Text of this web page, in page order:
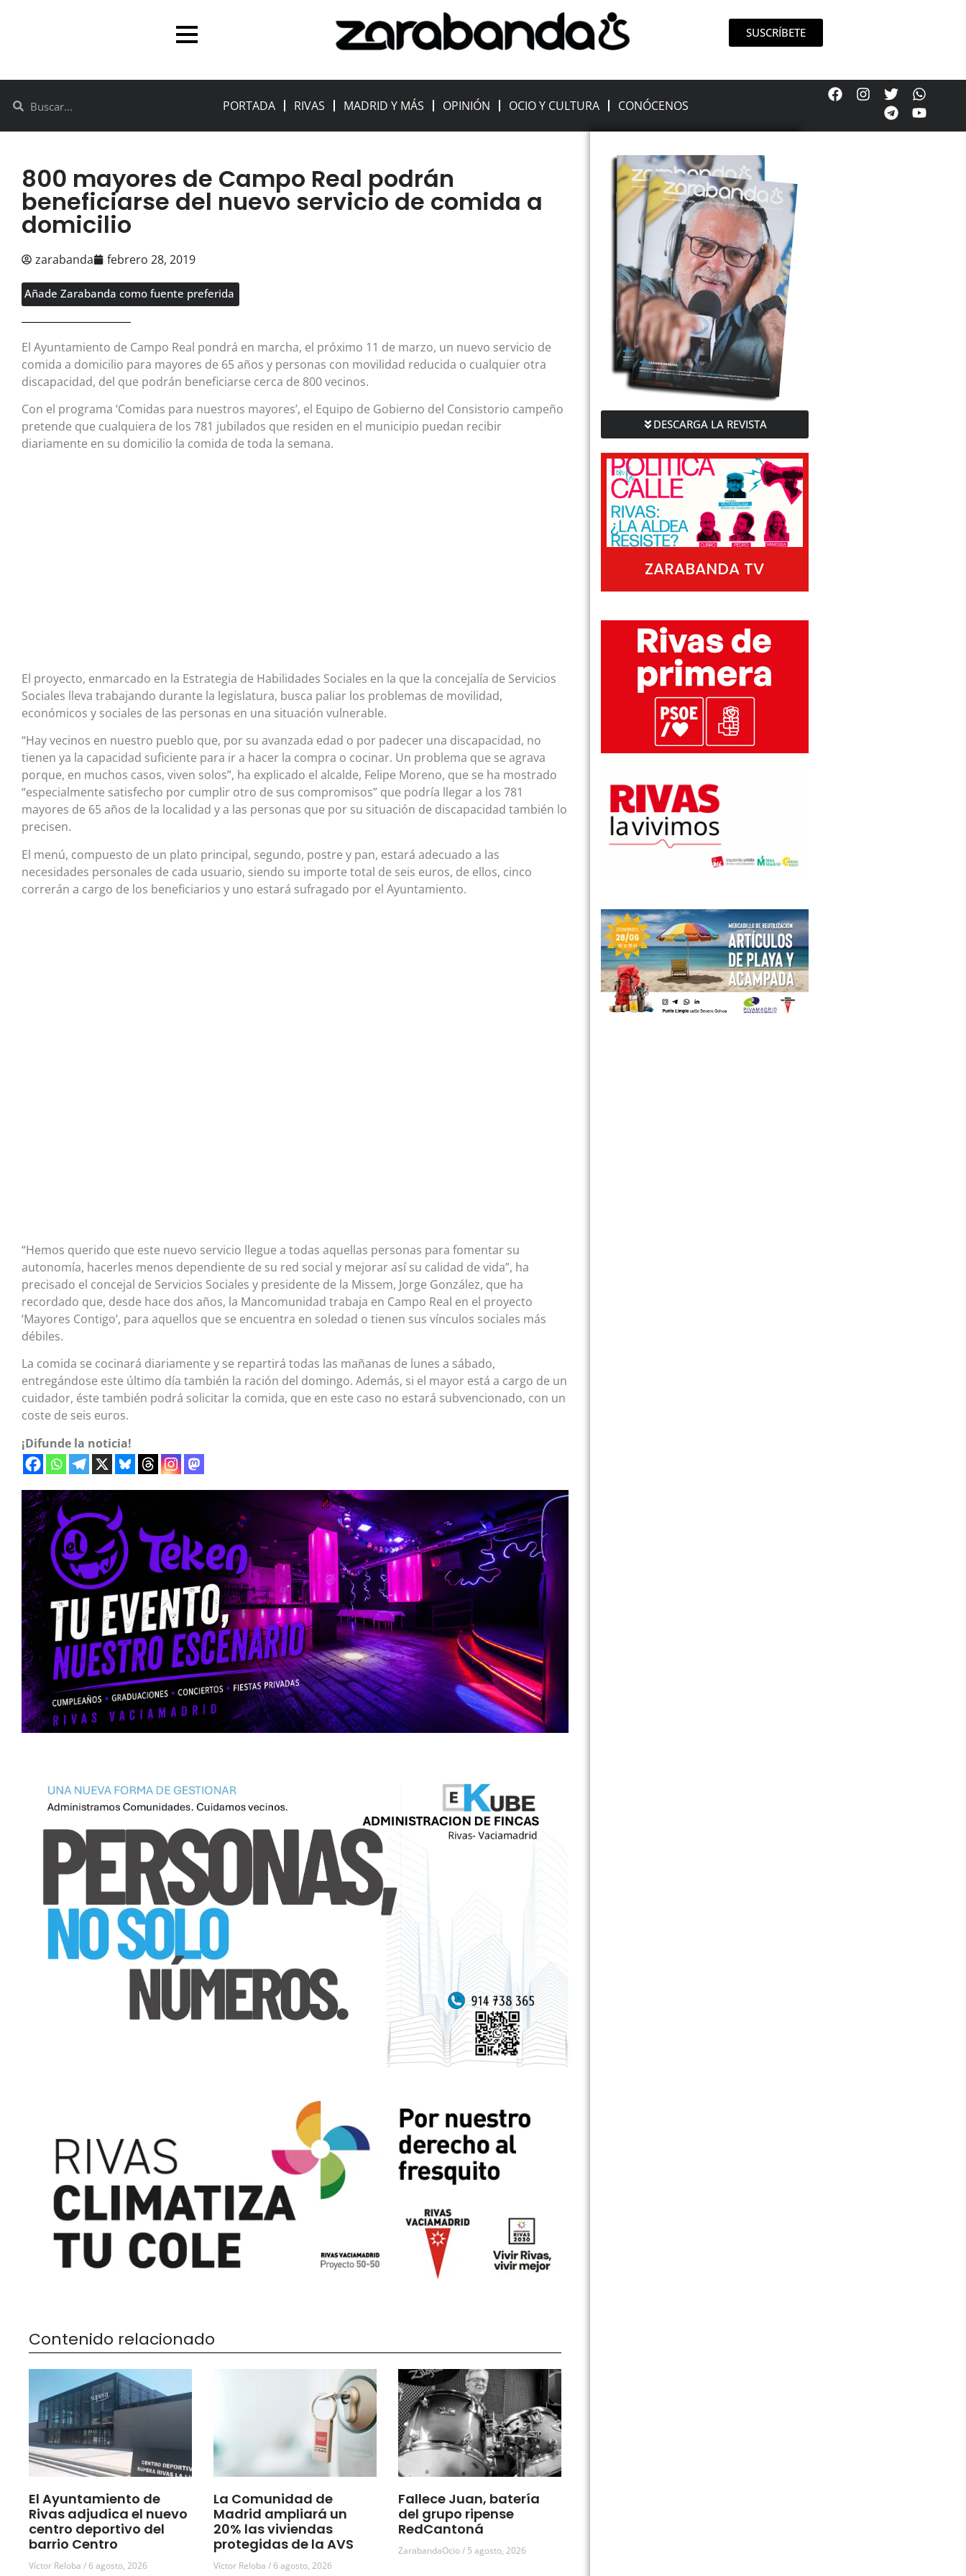
SUSCRÍBETE
PORTADA RIVAS MADRID Y MÁS OPINIÓN OCIO Y CULTURA CONÓCENOS
800 mayores de Campo Real podrán
beneficiarse del nuevo servicio de comida a
domicilio
zarabanda febrero 28, 2019
Añade Zarabanda como fuente preferida
El Ayuntamiento de Campo Real pondrá en marcha, el próximo 11 de marzo, un nuevo servicio de
comida a domicilio para mayores de 65 años y personas con movilidad reducida o cualquier otra
discapacidad, del que podrán beneficiarse cerca de 800 vecinos.
Con el programa ‘Comidas para nuestros mayores’, el Equipo de Gobierno del Consistorio campeño
pretende que cualquiera de los 781 jubilados que residen en el municipio puedan recibir
diariamente en su domicilio la comida de toda la semana.
El proyecto, enmarcado en la Estrategia de Habilidades Sociales en la que la concejalía de Servicios
Sociales lleva trabajando durante la legislatura, busca paliar los problemas de movilidad,
económicos y sociales de las personas en una situación vulnerable.
“Hay vecinos en nuestro pueblo que, por su avanzada edad o por padecer una discapacidad, no
tienen ya la capacidad suficiente para ir a hacer la compra o cocinar. Un problema que se agrava
porque, en muchos casos, viven solos”, ha explicado el alcalde, Felipe Moreno, que se ha mostrado
“especialmente satisfecho por cumplir otro de sus compromisos” que podría llegar a los 781
mayores de 65 años de la localidad y a las personas que por su situación de discapacidad también lo
precisen.
El menú, compuesto de un plato principal, segundo, postre y pan, estará adecuado a las
necesidades personales de cada usuario, siendo su importe total de seis euros, de ellos, cinco
correrán a cargo de los beneficiarios y uno estará sufragado por el Ayuntamiento.
“Hemos querido que este nuevo servicio llegue a todas aquellas personas para fomentar su
autonomía, hacerles menos dependiente de su red social y mejorar así su calidad de vida”, ha
precisado el concejal de Servicios Sociales y presidente de la Missem, Jorge González, que ha
recordado que, desde hace dos años, la Mancomunidad trabaja en Campo Real en el proyecto
‘Mayores Contigo’, para aquellos que se encuentra en soledad o tienen sus vínculos sociales más
débiles.
La comida se cocinará diariamente y se repartirá todas las mañanas de lunes a sábado,
entregándose este último día también la ración del domingo. Además, si el mayor está a cargo de un
cuidador, éste también podrá solicitar la comida, que en este caso no estará subvencionado, con un
coste de seis euros.
¡Difunde la noticia!
Contenido relacionado
El Ayuntamiento de
Rivas adjudica el nuevo
centro deportivo del
barrio Centro
Víctor Reloba 6 agosto, 2026
La Comunidad de
Madrid ampliará un
20% las viviendas
protegidas de la AVS
Víctor Reloba 6 agosto, 2026
Fallece Juan, batería
del grupo ripense
RedCantoná
ZarabandaOcio 5 agosto, 2026
DESCARGA LA REVISTA
ZARABANDA TV